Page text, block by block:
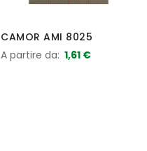
CAMOR AMI 8025
A partire da 1,61 €